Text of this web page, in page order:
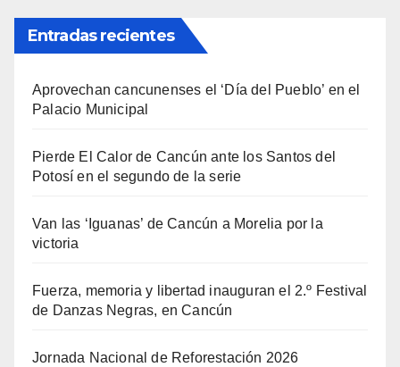
Entradas recientes
Aprovechan cancunenses el ‘Día del Pueblo’ en el
Palacio Municipal
Pierde El Calor de Cancún ante los Santos del
Potosí en el segundo de la serie
Van las ‘Iguanas’ de Cancún a Morelia por la
victoria
Fuerza, memoria y libertad inauguran el 2.º Festival
de Danzas Negras, en Cancún
Jornada Nacional de Reforestación 2026